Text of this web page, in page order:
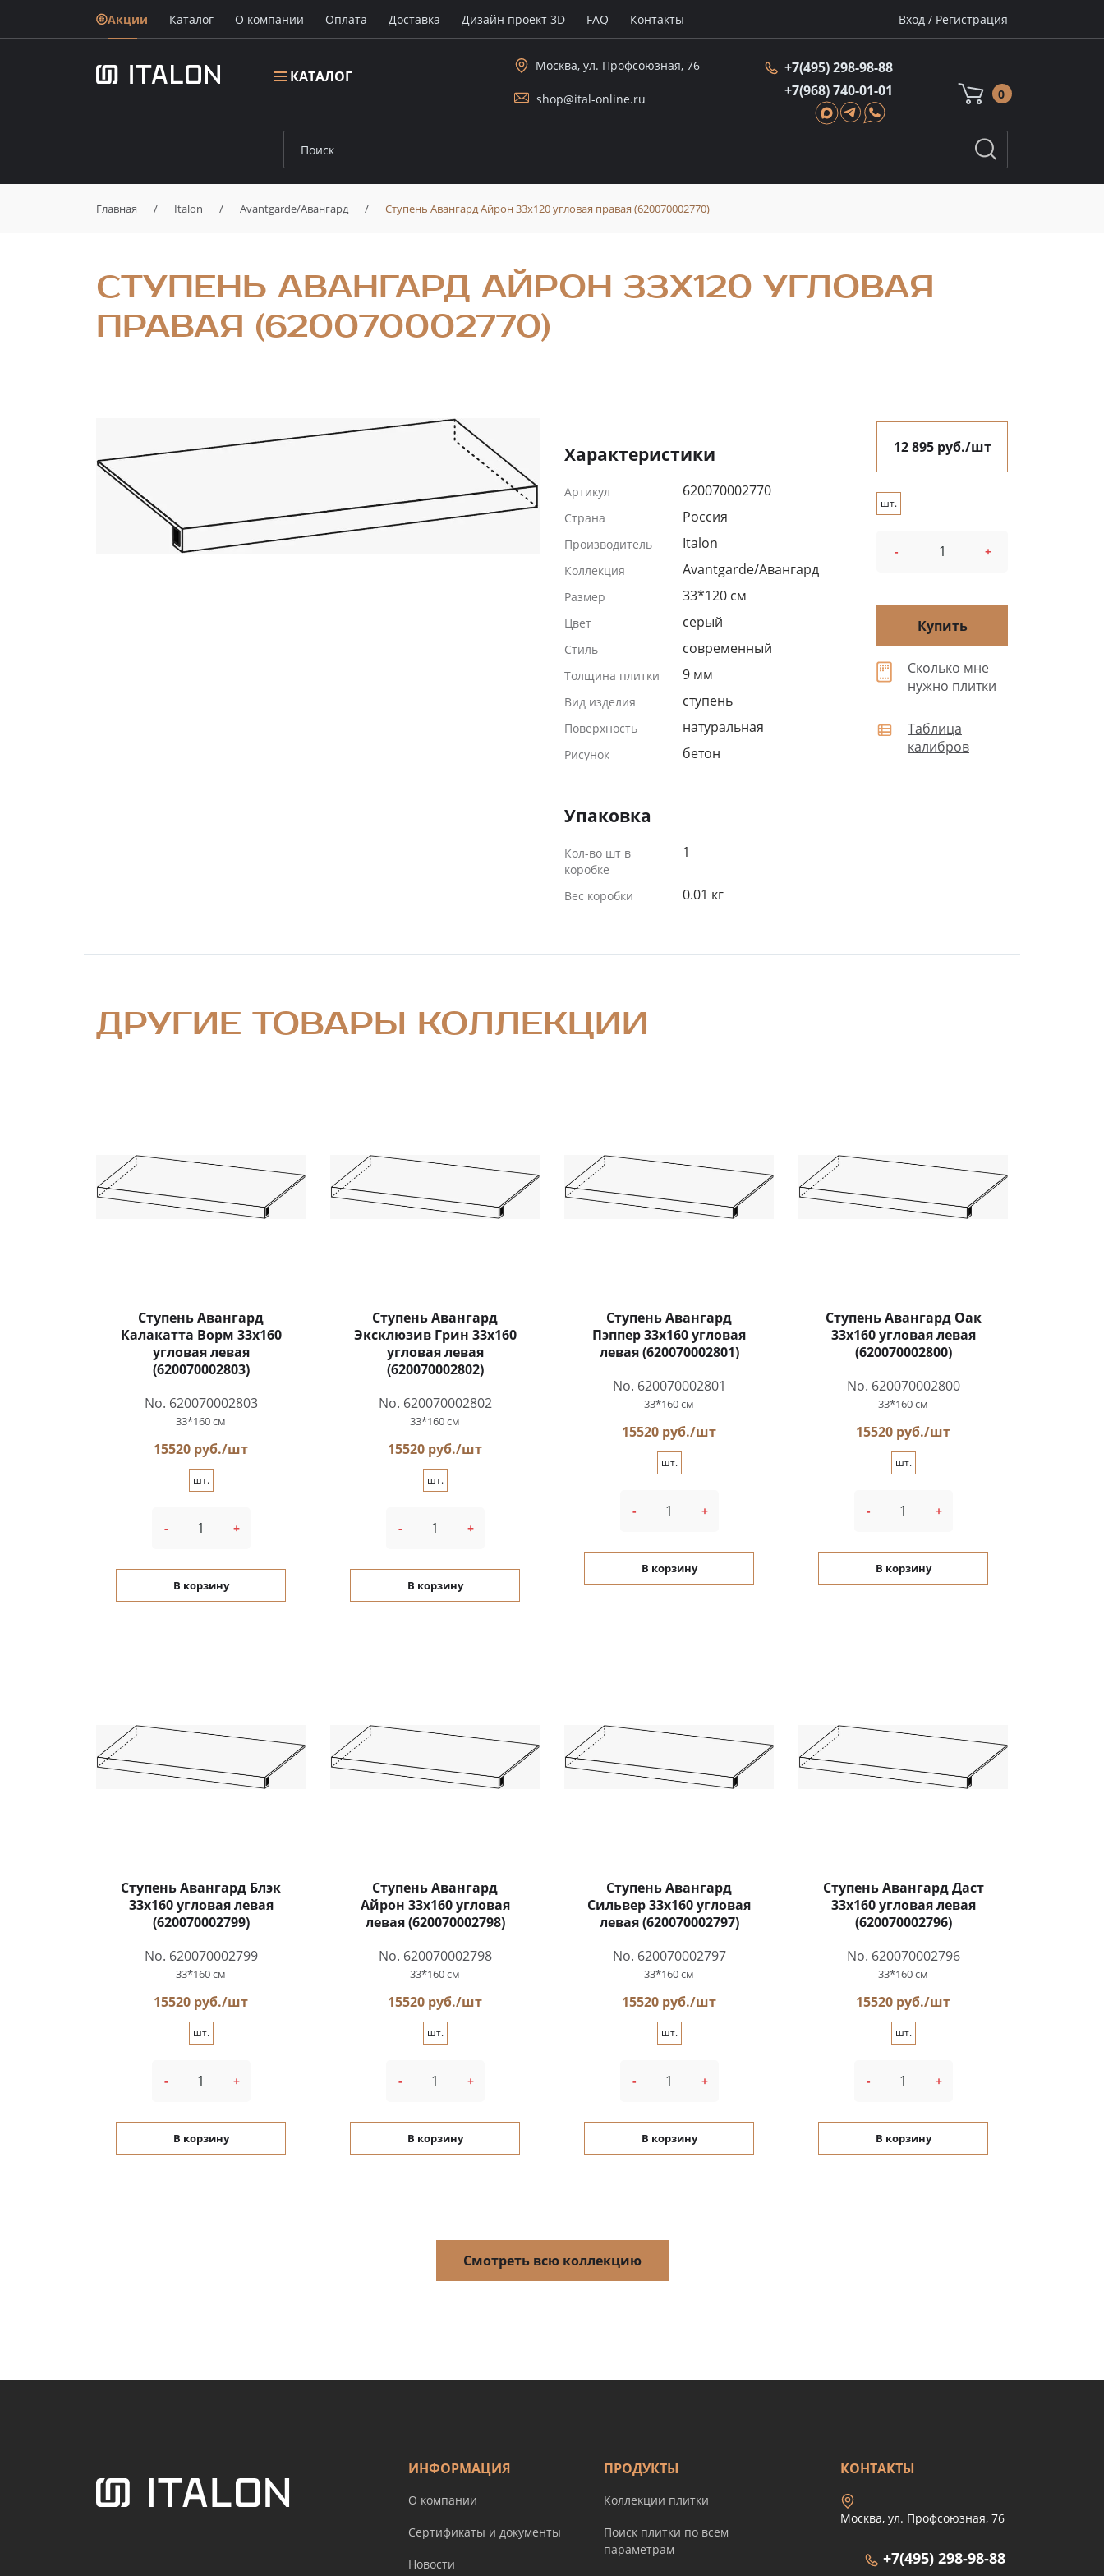
Акции Каталог О компании Oплата Доставка Дизайн проект 3D FAQ Контакты Вход / Регистрация
КАТАЛОГ
Москва, ул. Профсоюзная, 76
shop@ital-online.ru
+7(495) 298-98-88
+7(968) 740-01-01
0
Главная / Italon / Avantgarde/Авангард / Ступень Авангард Айрон 33x120 угловая правая (620070002770)
СТУПЕНЬ АВАНГАРД АЙРОН 33X120 УГЛОВАЯ
ПРАВАЯ (620070002770)
Характеристики
Артикул 620070002770
Страна Россия
Производитель Italon
Коллекция Avantgarde/Авангард
Размер 33*120 см
Цвет серый
Стиль современный
Толщина плитки 9 мм
Вид изделия ступень
Поверхность натуральная
Рисунок бетон
Упаковка
Кол-во шт в
коробке
1
Вес коробки 0.01 кг
12 895 руб./шт
шт.
- +
Купить
Сколько мне
нужно плитки
Таблица
калибров
ДРУГИЕ ТОВАРЫ КОЛЛЕКЦИИ
Ступень Авангард
Калакатта Ворм 33x160
угловая левая
(620070002803)
No. 620070002803
33*160 см
15520 руб./шт
шт.
- +
В корзину
Ступень Авангард
Эксклюзив Грин 33x160
угловая левая
(620070002802)
No. 620070002802
33*160 см
15520 руб./шт
шт.
- +
В корзину
Ступень Авангард
Пэппер 33x160 угловая
левая (620070002801)
No. 620070002801
33*160 см
15520 руб./шт
шт.
- +
В корзину
Ступень Авангард Оак
33x160 угловая левая
(620070002800)
No. 620070002800
33*160 см
15520 руб./шт
шт.
- +
В корзину
Ступень Авангард Блэк
33x160 угловая левая
(620070002799)
No. 620070002799
33*160 см
15520 руб./шт
шт.
- +
В корзину
Ступень Авангард
Айрон 33x160 угловая
левая (620070002798)
No. 620070002798
33*160 см
15520 руб./шт
шт.
- +
В корзину
Ступень Авангард
Сильвер 33x160 угловая
левая (620070002797)
No. 620070002797
33*160 см
15520 руб./шт
шт.
- +
В корзину
Ступень Авангард Даст
33x160 угловая левая
(620070002796)
No. 620070002796
33*160 см
15520 руб./шт
шт.
- +
В корзину
Смотреть всю коллекцию
ИНФОРМАЦИЯ
О компании
Сертификаты и документы
Новости
ПРОДУКТЫ
Коллекции плитки
Поиск плитки по всем
параметрам
КОНТАКТЫ
Москва, ул. Профсоюзная, 76
+7(495) 298-98-88